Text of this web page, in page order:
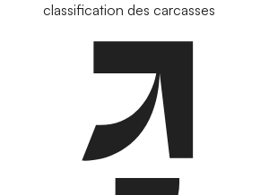
classification des carcasses